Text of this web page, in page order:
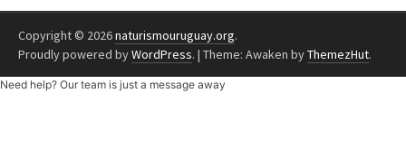
Copyright © 2026naturismouruguay.org.
Proudly powered byWordPress. | Theme: Awaken byThemezHut.
Need help? Our team is just a message away